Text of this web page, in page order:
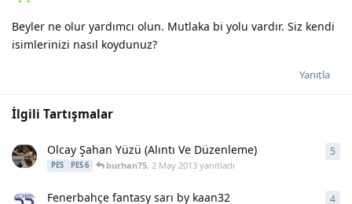
Beyler ne olur yardımcı olun. Mutlaka bi yolu vardır. Siz kendi
isimlerinizi nasıl koydunuz?
Yanıtla
İlgili Tartışmalar
Olcay Şahan Yüzü (Alıntı Ve Düzenleme)
PES PES 6 burhan75, 2 May 2013yanıtladı
5
Fenerbahçe fantasy sarı by kaan32 4